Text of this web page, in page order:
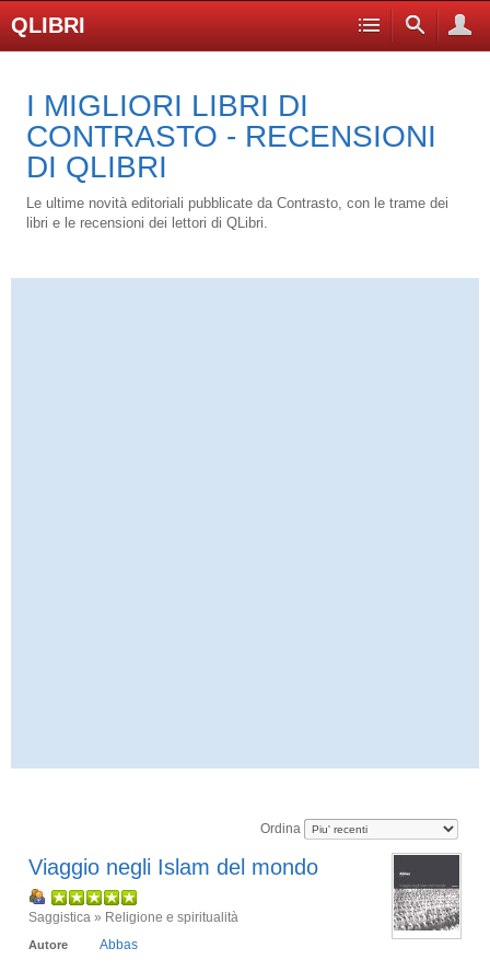
QLIBRI
I MIGLIORI LIBRI DI
CONTRASTO - RECENSIONI
DI QLIBRI
Le ultime novità editoriali pubblicate da Contrasto, con le trame dei
libri e le recensioni dei lettori di QLibri.
Ordina
Viaggio negli Islam del mondo
Saggistica » Religione e spiritualità
Autore Abbas